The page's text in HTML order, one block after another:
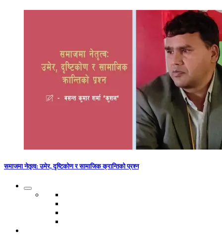
समाजमा नेतृत्व: उमेर, दृष्टिकोण र सामाजिक क्रान्तिको प्रश्न